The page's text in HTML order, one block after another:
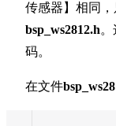
传感器】相同
bsp_ws2812.h
码。
在文件